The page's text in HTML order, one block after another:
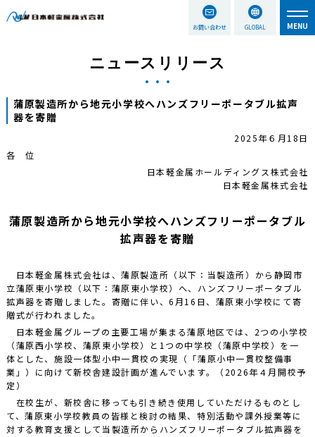
お問い合わせ GLOBAL
ニュースリリース
蒲原製造所から地元小学校へハンズフリーポータブル拡声
器を寄贈
2025年６月18日
各 位
日本軽金属ホールディングス株式会社
日本軽金属株式会社
蒲原製造所から地元小学校へハンズフリーポータブル
拡声器を寄贈
日本軽金属株式会社は、蒲原製造所（以下：当製造所）から静岡市
立蒲原東小学校（以下：蒲原東小学校）へ、ハンズフリーポータブル
拡声器を寄贈しました。寄贈に伴い、6月16日、蒲原東小学校にて寄
贈式が行われました。
日本軽金属グループの主要工場が集まる蒲原地区では、2つの小学校
（蒲原西小学校、蒲原東小学校）と1つの中学校（蒲原中学校）を一
体とした、施設一体型小中一貫校の実現（「蒲原小中一貫校整備事
業」）に向けて新校舎建設計画が進んでいます。（2026年４月開校予
定）
在校生が、新校舎に移っても引き続き使用していただけるものとし
て、蒲原東小学校教員の皆様と検討の結果、特別活動や課外授業等に
対する教育支援として当製造所からハンズフリーポータブル拡声器を